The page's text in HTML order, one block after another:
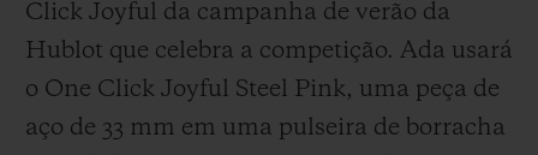
Click Joyful da campanha de verão da
Hublot que celebra a competição. Ada usará
o One Click Joyful Steel Pink, uma peça de
aço de 33 mm em uma pulseira de borracha